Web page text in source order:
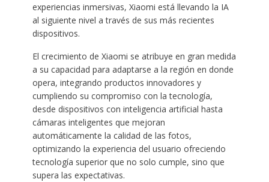
experiencias inmersivas, Xiaomi está llevando la IA
al siguiente nivel a través de sus más recientes
dispositivos.
El crecimiento de Xiaomi se atribuye en gran medida
a su capacidad para adaptarse a la región en donde
opera, integrando productos innovadores y
cumpliendo su compromiso con la tecnología,
desde dispositivos con inteligencia artificial hasta
cámaras inteligentes que mejoran
automáticamente la calidad de las fotos,
optimizando la experiencia del usuario ofreciendo
tecnología superior que no solo cumple, sino que
supera las expectativas.